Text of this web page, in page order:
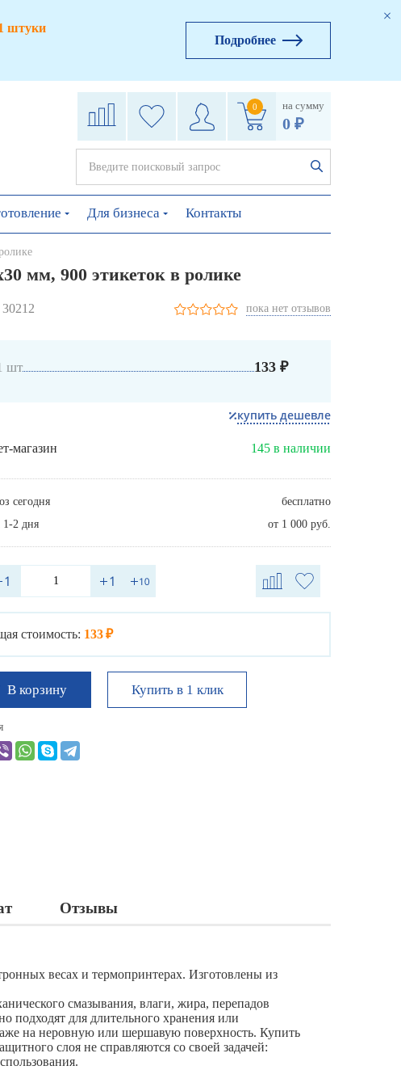
штуки
Подробнее
0 на сумму
0 ₽
Для бизнеса Контакты
мм, 900 этикеток в ролике
пока нет отзывов
шт 133 ₽
купить дешевле
магазин 145 в наличии
сегодня
бесплатно
1-2 дня
от 1 000 руб.
стоимость: 133 ₽
В корзину Купить в 1 клик
Отзывы
весах и термопринтерах. Изготовлены из
смазывания, влаги, жира, перепадов
подходят для длительного хранения или
на неровную или шершавую поверхность. Купить
слоя не справляются со своей задачей: